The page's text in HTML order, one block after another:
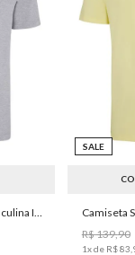
SALE
R$139,90
1x de R$83